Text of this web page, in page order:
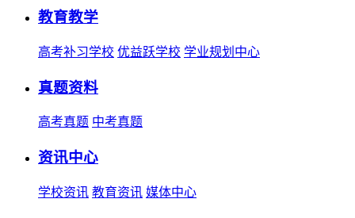
教育教学
高考补习学校 优益跃学校 学业规划中心
真题资料
高考真题 中考真题
资讯中心
学校资讯 教育资讯 媒体中心